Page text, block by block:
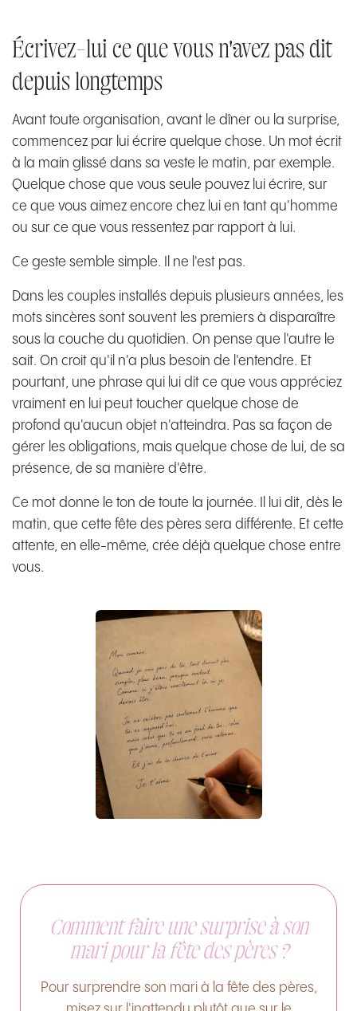
Écrivez-lui ce que vous n'avez pas dit
depuis longtemps
Avant toute organisation, avant le dîner ou la surprise,
commencez par lui écrire quelque chose. Un mot écrit
à la main glissé dans sa veste le matin, par exemple.
Quelque chose que vous seule pouvez lui écrire, sur
ce que vous aimez encore chez lui en tant qu'homme
ou sur ce que vous ressentez par rapport à lui.
Ce geste semble simple. Il ne l'est pas.
Dans les couples installés depuis plusieurs années, les
mots sincères sont souvent les premiers à disparaître
sous la couche du quotidien. On pense que l'autre le
sait. On croit qu'il n'a plus besoin de l'entendre. Et
pourtant, une phrase qui lui dit ce que vous appréciez
vraiment en lui peut toucher quelque chose de
profond qu'aucun objet n'atteindra. Pas sa façon de
gérer les obligations, mais quelque chose de lui, de sa
présence, de sa manière d'être.
Ce mot donne le ton de toute la journée. Il lui dit, dès le
matin, que cette fête des pères sera différente. Et cette
attente, en elle-même, crée déjà quelque chose entre
vous.
Comment faire une surprise à son
mari pour la fête des pères ?
Pour surprendre son mari à la fête des pères,